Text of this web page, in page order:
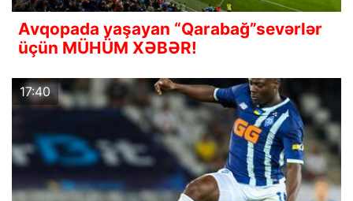
Avqopada yaşayan “Qarabağ”sevərlər
üçün MÜHÜM XƏBƏR!
17:40